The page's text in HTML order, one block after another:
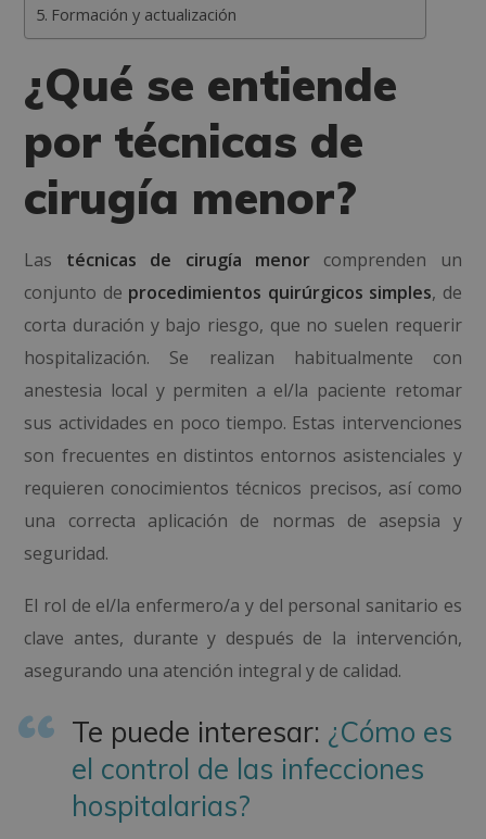
Formación y actualización
¿Qué se entiende
por técnicas de
cirugía menor?
Las técnicas de cirugía menorcomprenden un
conjunto de procedimientos quirúrgicos simples, de
corta duración y bajo riesgo, que no suelen requerir
hospitalización. Se realizan habitualmente con
anestesia local y permiten a el/la paciente retomar
sus actividades en poco tiempo. Estas intervenciones
son frecuentes en distintos entornos asistenciales y
requieren conocimientos técnicos precisos, así como
una correcta aplicación de normas de asepsia y
seguridad.
El rol de el/la enfermero/a y del personal sanitario es
clave antes, durante y después de la intervención,
asegurando una atención integral y de calidad.
Te puede interesar: ¿Cómo es
el control de las infecciones
hospitalarias?